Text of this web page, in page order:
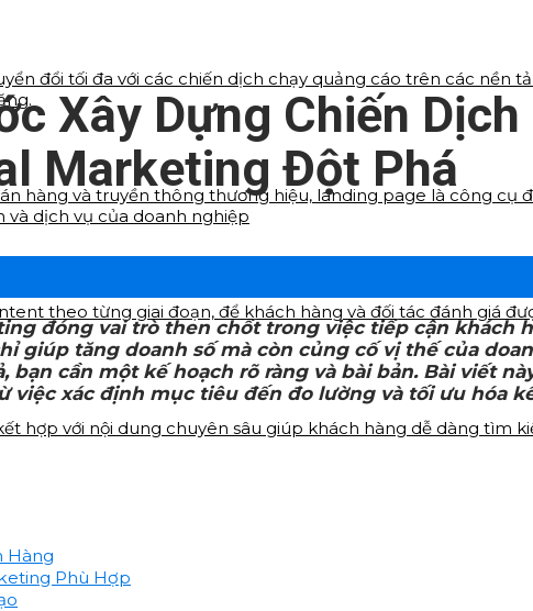
đổi tối đa với các chiến dịch chạy quảng cáo trên các nền
hàng và truyền thông thương hiệu, landing page là công cụ
và dịch vụ của doanh nghiệp
theo từng giai đoạn, để khách hàng và đối tác đánh giá
hợp với nội dung chuyên sâu giúp khách hàng dễ dàng tìm
Xây Dựng Chiến Dịch
Marketing Đột Phá
đóng vai trò then chốt trong việc tiếp cận khách
giúp tăng doanh số mà còn củng cố vị thế của
cần một kế hoạch rõ ràng và bài bản. Bài viết
xác định mục tiêu đến đo lường và tối ưu hóa
Hàng
Phù Hợp